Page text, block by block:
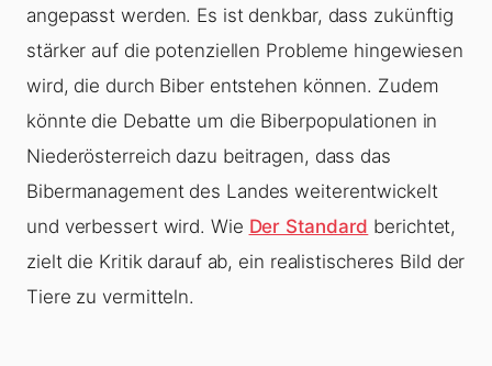
angepasst werden. Es ist denkbar, dass zukünftig
stärker auf die potenziellen Probleme hingewiesen
wird, die durch Biber entstehen können. Zudem
könnte die Debatte um die Biberpopulationen in
Niederösterreich dazu beitragen, dass das
Bibermanagement des Landes weiterentwickelt
und verbessert wird. Wie Der Standard berichtet,
zielt die Kritik darauf ab, ein realistischeres Bild der
Tiere zu vermitteln.